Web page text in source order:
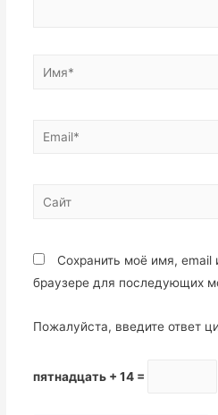
Сохранить моё имя, email
браузере для последующих
Пожалуйста, введите ответ
пятнадцать + 14 =